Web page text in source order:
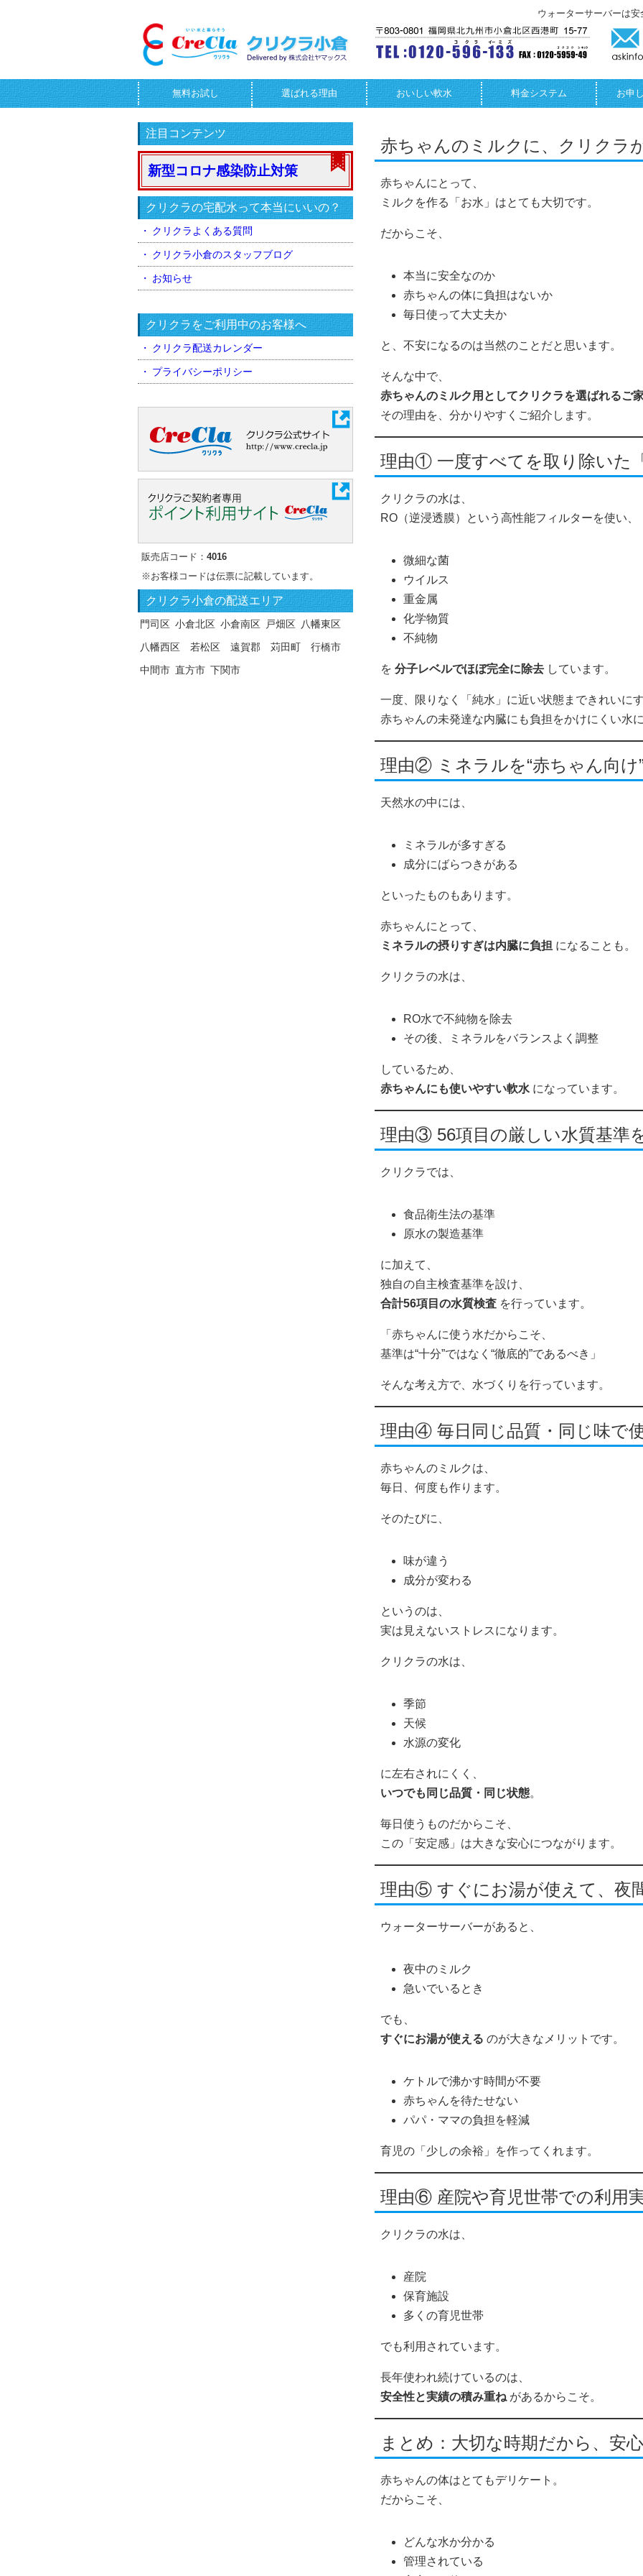
ウォーターサーバーは
無料お試し 選ばれる理由 おいしい軟水 料金システム お申
赤ちゃんのミルクに、クリクラ
赤ちゃんにとって、
ミルクを作る「お水」はとても大切です。
だからこそ、
本当に安全なのか
赤ちゃんの体に負担はないか
毎日使って大丈夫か
と、不安になるのは当然のことだと思います。
そんな中で、
赤ちゃんのミルク用としてクリクラを選ばれるご
その理由を、分かりやすくご紹介します。
理由① 一度すべてを取り除いた
クリクラの水は、
RO（逆浸透膜）という高性能フィルターを使い、
微細な菌
ウイルス
重金属
化学物質
不純物
を 分子レベルでほぼ完全に除去 しています。
一度、限りなく「純水」に近い状態まできれいに
赤ちゃんの未発達な内臓にも負担をかけにくい水
理由② ミネラルを“赤ちゃん向け
天然水の中には、
ミネラルが多すぎる
成分にばらつきがある
といったものもあります。
赤ちゃんにとって、
ミネラルの摂りすぎは内臓に負担 になることも。
クリクラの水は、
RO水で不純物を除去
その後、ミネラルをバランスよく調整
しているため、
赤ちゃんにも使いやすい軟水 になっています。
理由③ 56項目の厳しい水質基準
クリクラでは、
食品衛生法の基準
原水の製造基準
に加えて、
独自の自主検査基準を設け、
合計56項目の水質検査 を行っています。
「赤ちゃんに使う水だからこそ、
基準は“十分”ではなく“徹底的”であるべき」
そんな考え方で、水づくりを行っています。
理由④ 毎日同じ品質・同じ味で
赤ちゃんのミルクは、
毎日、何度も作ります。
そのたびに、
味が違う
成分が変わる
というのは、
実は見えないストレスになります。
クリクラの水は、
季節
天候
水源の変化
に左右されにくく、
いつでも同じ品質・同じ状態。
毎日使うものだからこそ、
この「安定感」は大きな安心につながります。
理由⑤ すぐにお湯が使えて、夜
ウォーターサーバーがあると、
夜中のミルク
急いでいるとき
でも、
すぐにお湯が使える のが大きなメリットです。
ケトルで沸かす時間が不要
赤ちゃんを待たせない
パパ・ママの負担を軽減
育児の「少しの余裕」を作ってくれます。
理由⑥ 産院や育児世帯での利用
クリクラの水は、
産院
保育施設
多くの育児世帯
でも利用されています。
長年使われ続けているのは、
安全性と実績の積み重ね があるからこそ。
まとめ：大切な時期だから、安
赤ちゃんの体はとてもデリケート。
だからこそ、
どんな水か分かる
管理されている
注目コンテンツ
新型コロナ感染防止対策
クリクラの宅配水って本当にいいの？
クリクラよくある質問
クリクラ小倉のスタッフブログ
お知らせ
クリクラをご利用中のお客様へ
クリクラ配送カレンダー
プライバシーポリシー
販売店コード： 4016
※お客様コードは伝票に記載しています。
クリクラ小倉の配送エリア
門司区 小倉北区 小倉南区 戸畑区 八幡東区
八幡西区
若松区 遠賀郡 苅田町
行橋市
中間市 直方市 下関市